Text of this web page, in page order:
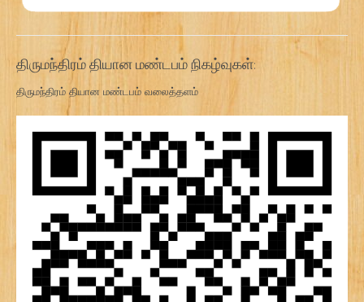
திருமந்திரம் தியான மண்டபம் நிகழ்வுகள்:
திருமந்திரம் தியான மண்டபம் வலைத்தளம்